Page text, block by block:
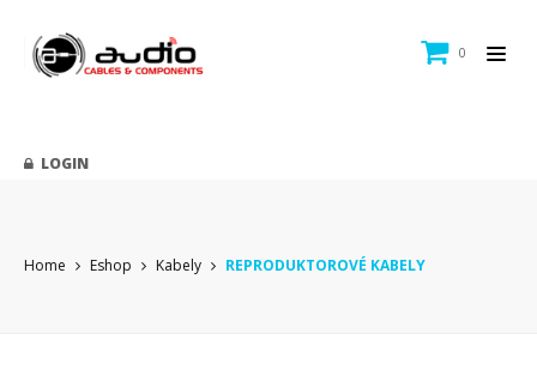
0
LOGIN
Home Eshop Kabely REPRODUKTOROVÉ KABELY